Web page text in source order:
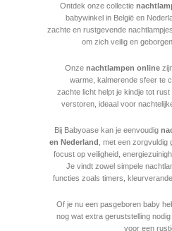
Ontdek onze collectie
babywinkel in België en
zachte en rustgevende
om zich veilig en
Onze nachtlampen online
warme, kalmerende sfeer te
zachte licht helpt je kindje tot
verstoren, ideaal voor
Bij Babyoase kan je eenvoudig
en Nederland , met een zorgvuldig
focust op veiligheid,
Je vindt zowel simpele
functies zoals timers,
Of je nu een pasgeboren baby
nog wat extra geruststelling
voor een